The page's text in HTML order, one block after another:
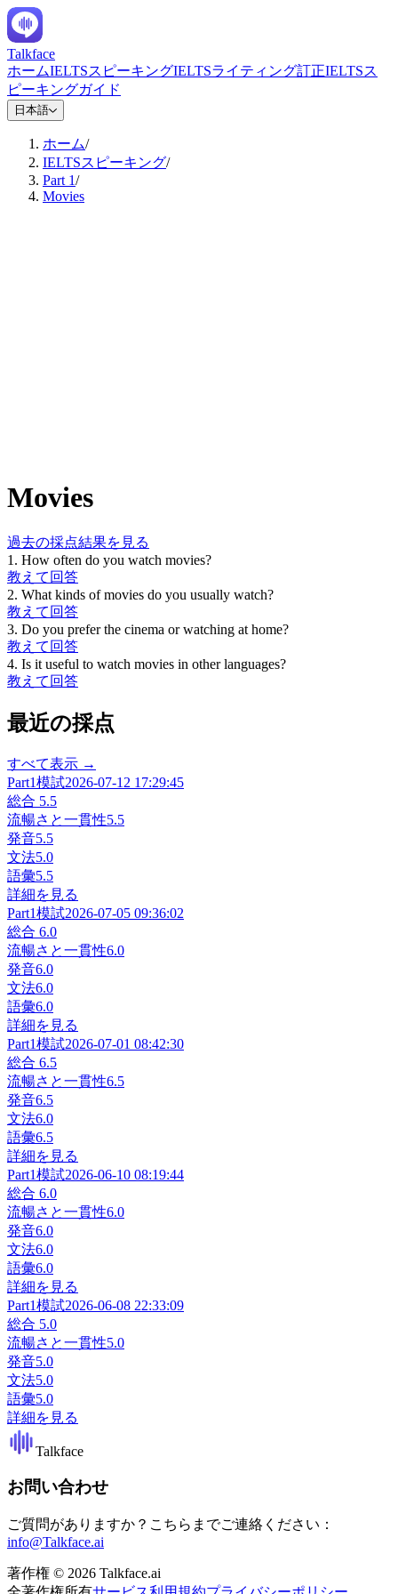
Talkface
ホームIELTSスピーキングIELTSライティング訂正IELTSス
ピーキングガイド
日本語
ホーム/
IELTSスピーキング/
Part 1/
Movies
Movies
過去の採点結果を見る
1 . How often do you watch movies?
教えて 回答
2. What kinds of movies do you usually watch?
教えて 回答
3. Do you prefer the cinema or watching at home?
教えて 回答
4. Is it useful to watch movies in other languages?
教えて 回答
最近の採点
すべて表示 →
Part1模試2026-07-12 17:29:45
総合 5.5
流暢さと一貫性5.5
発音5.5
文法5.0
語彙5.5
詳細を見る
Part1模試2026-07-05 09:36:02
総合 6.0
流暢さと一貫性6.0
発音6.0
文法6.0
語彙6.0
詳細を見る
Part1模試2026-07-01 08:42:30
総合 6.5
流暢さと一貫性6.5
発音6.5
文法6.0
語彙6.5
詳細を見る
Part1模試2026-06-10 08:19:44
総合 6.0
流暢さと一貫性6.0
発音6.0
文法6.0
語彙6.0
詳細を見る
Part1模試2026-06-08 22:33:09
総合 5.0
流暢さと一貫性5.0
発音5.0
文法5.0
語彙5.0
詳細を見る
Talkface
お問い合わせ
ご質問がありますか？こちらまでご連絡ください：
info@Talkface.ai
著作権 © 2026 Talkface.ai